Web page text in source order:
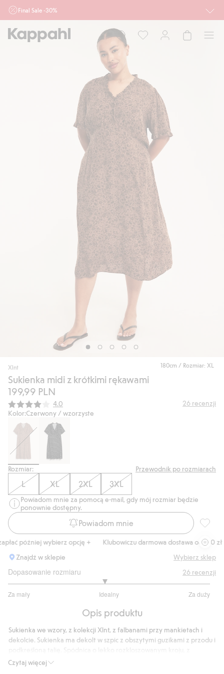
Final Sale -30%
działu outlet do 10.8 w sklepach Kappahl i Newbie oraz na kappahl.com. Ofert
nie łączymy
Dziecko
180cm / Rozmiar: XL
Xlnt
Sukienka midi z krótkimi rękawami
199,99 PLN
Średnia ocena:
4.0 26 recenzji
Kolor:Czerwony / wzorzyste
Rozmiar: Przewodnik po rozmiarach
L XL 2XL 3XL
Powiadom mnie za pomocą e-mail, gdy mój rozmiar będzie
ponownie dostępny.
Powiadom mnie
później wybierz opcję +
Klubowiczu darmowa dostawa od 150 zł
Znajdź w sklepie
Wybierz sklep
Dopasowanie rozmiaru
Za mały Idealny Za duży
na
20
głosów
26 recenzji
Opis produktu
Czytaj więcej
Sukienka we wzory, z kolekcji Xlnt, z falbanami przy mankietach i
dekolcie. Sukienka ma dekolt w szpic z obszytymi guzikami z przodu i
krótkimi rękawami, o obszernym fasonie i długości midi.